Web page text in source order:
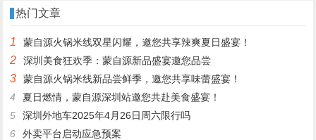
我这是冰冻鸡，别来了；儿子：
热门文章
1 蒙自源火锅米线双星闪耀，邀您共享辣爽夏日盛宴！
2 深圳美食狂欢季：蒙自源新品盛宴邀您品尝
3
蒙自源火锅米线新品尝鲜季，邀您共享味蕾盛宴！
4
夏日燃情，蒙自源深圳站邀您共赴美食盛宴！
5
深圳外地车2025年4月26日周六限行吗
6
外卖平台启动应急预案